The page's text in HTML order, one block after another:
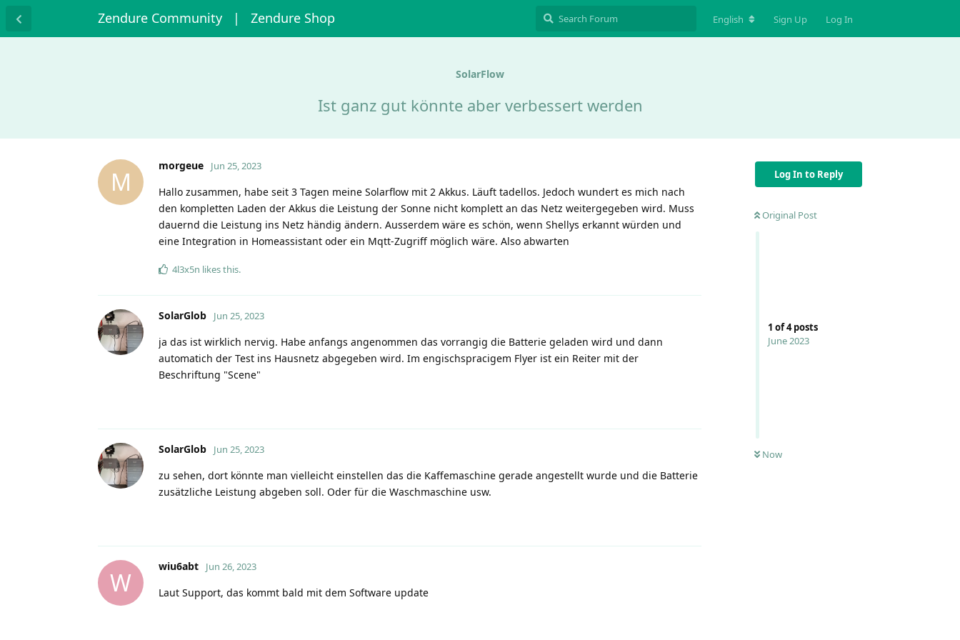
Zendure Community | Zendure Shop English Sign Up Log In
SolarFlow
Ist ganz gut könnte aber verbessert werden
Log In to Reply
Original Post
1 of4posts
June 2023
Now
M
morgeue Jun 25, 2023
Hallo zusammen, habe seit 3 Tagen meine Solarflow mit 2 Akkus. Läuft tadellos. Jedoch wundert es mich nach
den kompletten Laden der Akkus die Leistung der Sonne nicht komplett an das Netz weitergegeben wird. Muss
dauernd die Leistung ins Netz händig ändern. Ausserdem wäre es schön, wenn Shellys erkannt würden und
eine Integration in Homeassistant oder ein Mqtt-Zugriff möglich wäre. Also abwarten
4l3x5n likes this.
SolarGlob Jun 25, 2023
ja das ist wirklich nervig. Habe anfangs angenommen das vorrangig die Batterie geladen wird und dann
automatich der Test ins Hausnetz abgegeben wird. Im engischspracigem Flyer ist ein Reiter mit der
Beschriftung "Scene"
SolarGlob Jun 25, 2023
zu sehen, dort könnte man vielleicht einstellen das die Kaffemaschine gerade angestellt wurde und die Batterie
zusätzliche Leistung abgeben soll. Oder für die Waschmaschine usw.
W
wiu6abt Jun 26, 2023
Laut Support, das kommt bald mit dem Software update